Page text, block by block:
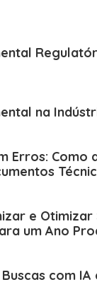
na
Erros: Como
e Otimizar
um Ano
com